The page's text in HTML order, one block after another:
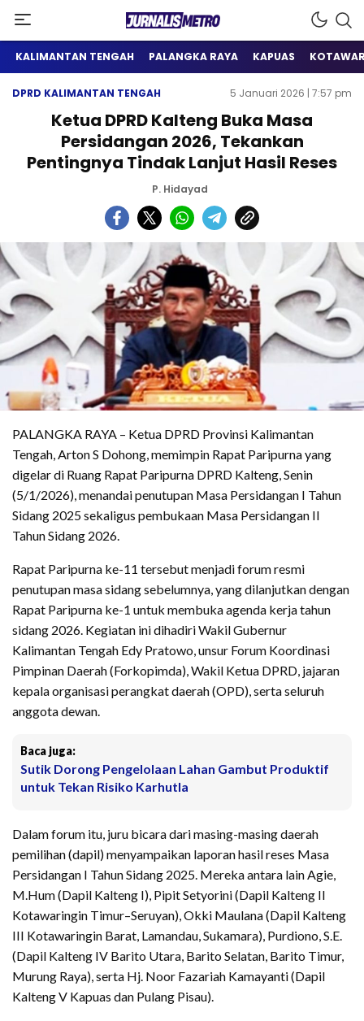
Jurnalis Metro
Satu Wadah Informasi
KALIMANTAN TENGAH PALANGKA RAYA KAPUAS
DPRD KALIMANTAN TENGAH 5 Januari 2026 | 7:57 pm
Ketua DPRD Kalteng Buka Masa
Persidangan 2026, Tekankan
Pentingnya Tindak Lanjut Hasil Reses
P. Hidayad
PALANGKA RAYA – Ketua DPRD Provinsi Kalimantan
Tengah, Arton S Dohong, memimpin Rapat Paripurna yang
digelar di Ruang Rapat Paripurna DPRD Kalteng, Senin
(5/1/2026), menandai penutupan Masa Persidangan I Tahun
Sidang 2025 sekaligus pembukaan Masa Persidangan II
Tahun Sidang 2026.
Rapat Paripurna ke-11 tersebut menjadi forum resmi
penutupan masa sidang sebelumnya, yang dilanjutkan dengan
Rapat Paripurna ke-1 untuk membuka agenda kerja tahun
sidang 2026. Kegiatan ini dihadiri Wakil Gubernur
Kalimantan Tengah Edy Pratowo, unsur Forum Koordinasi
Pimpinan Daerah (Forkopimda), Wakil Ketua DPRD, jajaran
kepala organisasi perangkat daerah (OPD), serta seluruh
anggota dewan.
Baca juga:
Sutik Dorong Pengelolaan Lahan Gambut Produktif
untuk Tekan Risiko Karhutla
Dalam forum itu, juru bicara dari masing-masing daerah
pemilihan (dapil) menyampaikan laporan hasil reses Masa
Persidangan I Tahun Sidang 2025. Mereka antara lain Agie,
M.Hum (Dapil Kalteng I), Pipit Setyorini (Dapil Kalteng II
Kotawaringin Timur–Seruyan), Okki Maulana (Dapil Kalteng
III Kotawaringin Barat, Lamandau, Sukamara), Purdiono, S.E.
(Dapil Kalteng IV Barito Utara, Barito Selatan, Barito Timur,
Murung Raya), serta Hj. Noor Fazariah Kamayanti (Dapil
Kalteng V Kapuas dan Pulang Pisau).